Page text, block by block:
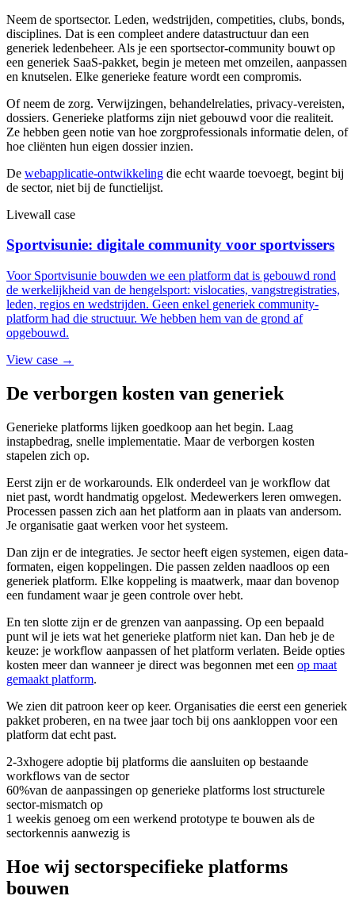
Neem de sportsector. Leden, wedstrijden, competities, clubs, bonds,
disciplines. Dat is een compleet andere datastructuur dan een
generiek ledenbeheer. Als je een sportsector-community bouwt op
een generiek SaaS-pakket, begin je meteen met omzeilen, aanpassen
en knutselen. Elke generieke feature wordt een compromis.
Of neem de zorg. Verwijzingen, behandelrelaties, privacy-vereisten,
dossiers. Generieke platforms zijn niet gebouwd voor die realiteit.
Ze hebben geen notie van hoe zorgprofessionals informatie delen, of
hoe cliënten hun eigen dossier inzien.
De webapplicatie-ontwikkeling die echt waarde toevoegt, begint bij
de sector, niet bij de functielijst.
Livewall case
Sportvisunie: digitale community voor sportvissers
Voor Sportvisunie bouwden we een platform dat is gebouwd rond
de werkelijkheid van de hengelsport: vislocaties, vangstregistraties,
leden, regios en wedstrijden. Geen enkel generiek community-
platform had die structuur. We hebben hem van de grond af
opgebouwd.
View case →
De verborgen kosten van generiek
Generieke platforms lijken goedkoop aan het begin. Laag
instapbedrag, snelle implementatie. Maar de verborgen kosten
stapelen zich op.
Eerst zijn er de workarounds. Elk onderdeel van je workflow dat
niet past, wordt handmatig opgelost. Medewerkers leren omwegen.
Processen passen zich aan het platform aan in plaats van andersom.
Je organisatie gaat werken voor het systeem.
Dan zijn er de integraties. Je sector heeft eigen systemen, eigen data-
formaten, eigen koppelingen. Die passen zelden naadloos op een
generiek platform. Elke koppeling is maatwerk, maar dan bovenop
een fundament waar je geen controle over hebt.
En ten slotte zijn er de grenzen van aanpassing. Op een bepaald
punt wil je iets wat het generieke platform niet kan. Dan heb je de
keuze: je workflow aanpassen of het platform verlaten. Beide opties
kosten meer dan wanneer je direct was begonnen met een op maat
gemaakt platform.
We zien dit patroon keer op keer. Organisaties die eerst een generiek
pakket proberen, en na twee jaar toch bij ons aankloppen voor een
platform dat echt past.
2-3xhogere adoptie bij platforms die aansluiten op bestaande
workflows van de sector
60%van de aanpassingen op generieke platforms lost structurele
sector-mismatch op
1 weekis genoeg om een werkend prototype te bouwen als de
sectorkennis aanwezig is
Hoe wij sectorspecifieke platforms
bouwen